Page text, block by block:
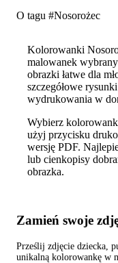
O tagu #Nosorożec
Kolorowanki
malowanek
obrazki łatwe dla
szczegółowe
wydrukowania w
Wybierz
użyj przycisku
wersję PDF.
lub cienkopisy
obrazka.
Zamień swoje
Prześlij zdjęcie dziecka,
unikalną kolorowankę w